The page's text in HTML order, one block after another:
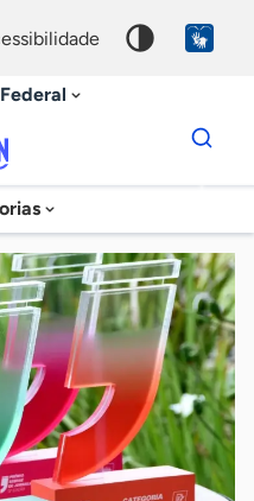
Dados
para
chave